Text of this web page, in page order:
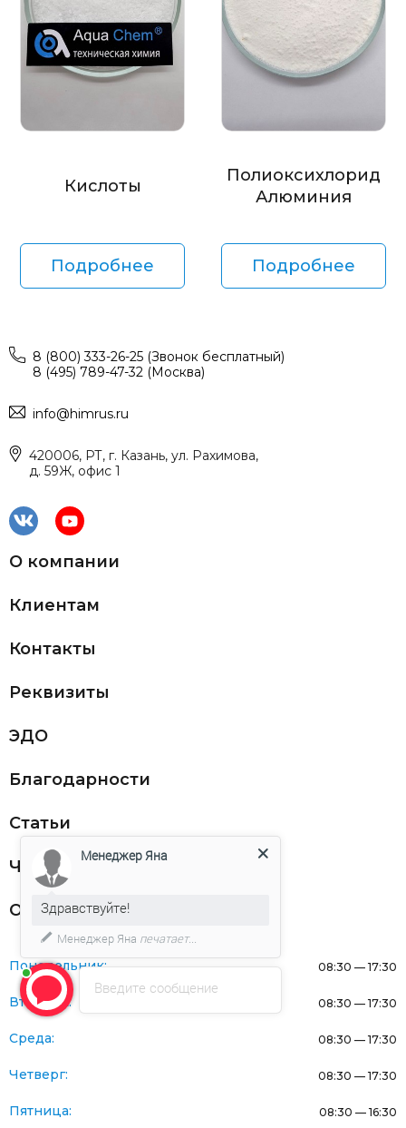
Кислоты
Подробнее
Полиоксихлорид
Алюминия
Подробнее
8 (800) 333-26-25 (Звонок бесплатный)
8 (495) 789-47-32 (Москва)
info@himrus.ru
420006, РТ, г. Казань, ул. Рахимова,
д. 59Ж, офис 1
О компании
Клиентам
Контакты
Реквизиты
ЭДО
Благодарности
Статьи
Частникам
Оферта
Понедельник: 08:30 — 17:30
Вторник: 08:30 — 17:30
Среда: 08:30 — 17:30
Четверг: 08:30 — 17:30
Пятница: 08:30 — 16:30
Введите сообщение
Менеджер Яна
Здравствуйте!
Менеджер Яна печатает...